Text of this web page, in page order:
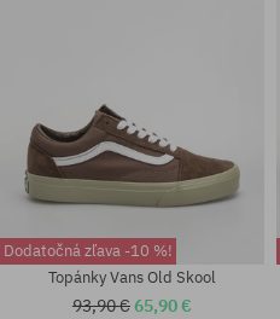
Dodatočná zľava -10 %!
Topánky Vans Old Skool
93,90 €65,90 €